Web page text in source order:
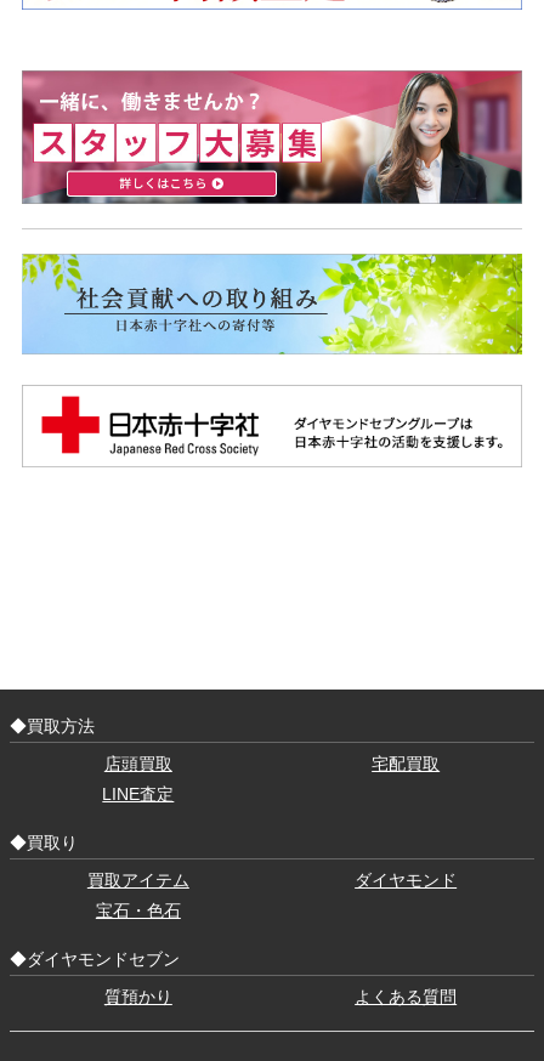
◆買取方法
店頭買取
宅配買取
LINE査定
◆買取り
買取アイテム
ダイヤモンド
宝石・色石
◆ダイヤモンドセブン
質預かり
よくある質問